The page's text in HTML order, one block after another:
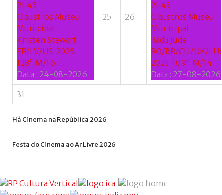
21:45
Claustros Museu
Municipal
Kristen Stewart.
FR/LV/US: 2025.
128’. M/16
Data : 24-08-2026
25 26
21:45
Claustros Museu
Municipal
Radu Jude.
RO/BR/CH/UK/LU:
2025. 109’. M/14
Data : 27-08-2026
31
Há Cinema na República2026
Festa doCinema aoArLivre2026